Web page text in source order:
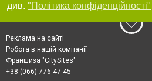
див. "Політика конфіденційності"
Реклама на сайті
Робота в нашій компанії
Франшиза "CitySites"
+38 (066) 776-47-45